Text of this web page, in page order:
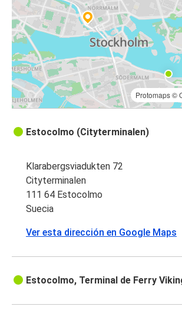
Protomaps©
Estocolmo (Cityterminalen)
Klarabergsviadukten 72
Cityterminalen
111 64 Estocolmo
Suecia
Ver esta dirección en Google Maps
Estocolmo, Terminal de Ferry